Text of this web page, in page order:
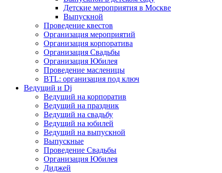
Детские мероприятия в Москве
Выпускной
Проведение квестов
Организация мероприятий
Организация корпоратива
Организация Свадьбы
Организация Юбилея
Проведение масленицы
BTL: организация под ключ
Ведущий и Dj
Ведущий на корпоратив
Ведущий на праздник
Ведущий на свадьбу
Ведущий на юбилей
Ведущий на выпускной
Выпускные
Проведение Свадьбы
Организация Юбилея
Диджей